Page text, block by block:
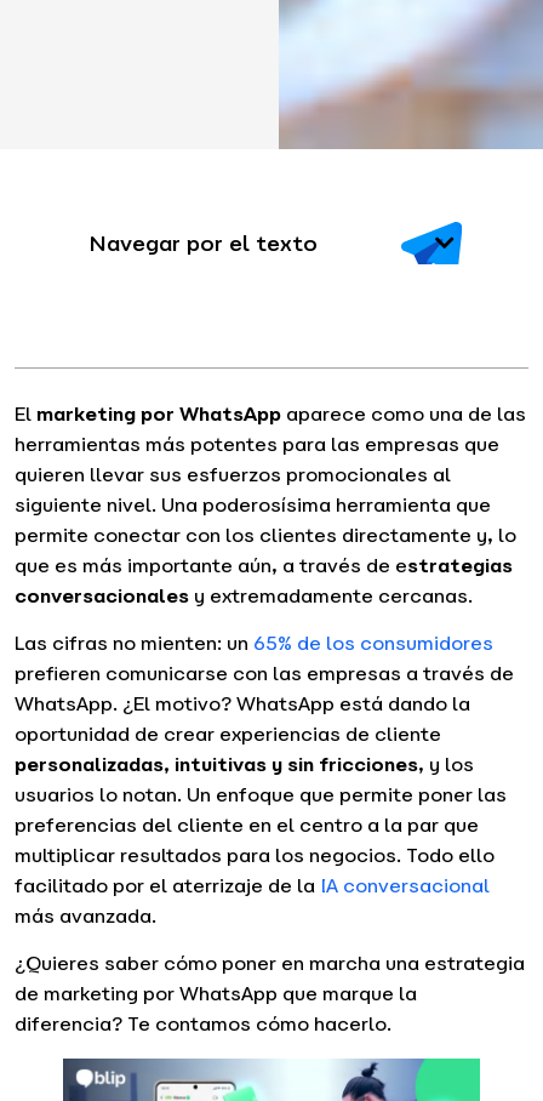
Navegar por el texto
Elmarketing por WhatsApp aparece como una de las
herramientas más potentes para las empresas que
quieren llevar sus esfuerzos promocionales al
siguiente nivel. Una poderosísima herramienta que
permite conectar con los clientes directamente y, lo
que es más importante aún, a través de estrategias
conversacionales y extremadamente cercanas.
Las cifras no mienten: un 65% de los consumidores
prefieren comunicarse con las empresas a través de
WhatsApp. ¿El motivo? WhatsApp está dando la
oportunidad de crear experiencias de cliente
personalizadas, intuitivas y sin fricciones, y los
usuarios lo notan. Un enfoque que permite poner las
preferencias del cliente en el centro a la par que
multiplicar resultados para los negocios. Todo ello
facilitado por el aterrizaje de la IA conversacional
más avanzada.
¿Quieres saber cómo poner en marcha una estrategia
de marketing por WhatsApp que marque la
diferencia? Te contamos cómo hacerlo.